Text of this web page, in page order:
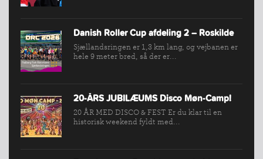
KONKURRENCERDanish Roller Cup afdeling 2 – Roskilde
Sjællandsringen er 1,3 km lang, og vejbanen er
hele 9 meter bred, så der er...
20-ÅRS JUBILÆUMS Disco Møn-Camp!
20 ÅR MED DISCO & FEST Er du klar til en
historisk weekend fyldt med...